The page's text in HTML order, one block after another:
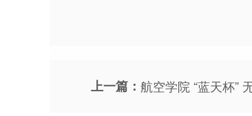
上一篇： 航空学院 “蓝天杯”